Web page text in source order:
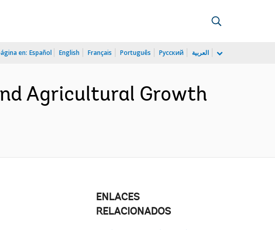
en: Español English Français Português Русский العربية
Agricultural Growth
ENLACES
RELACIONADOS